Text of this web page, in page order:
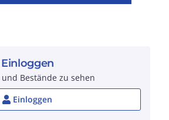
Einloggen
Bestände zu sehen
Einloggen